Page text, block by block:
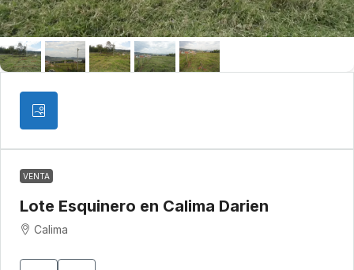
VENTA
Lote Esquinero en Calima Darien
Calima